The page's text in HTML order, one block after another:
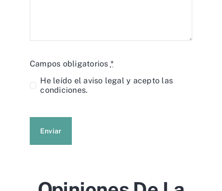
Campos obligatorios *
He leído elaviso legal y acepto las
condiciones.
Enviar